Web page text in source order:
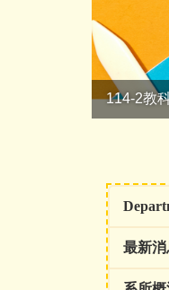
114-2教
最新消